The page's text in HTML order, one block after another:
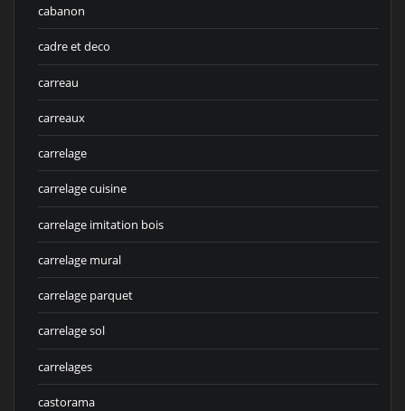
cabanon
cadre et deco
carreau
carreaux
carrelage
carrelage cuisine
carrelage imitation bois
carrelage mural
carrelage parquet
carrelage sol
carrelages
castorama